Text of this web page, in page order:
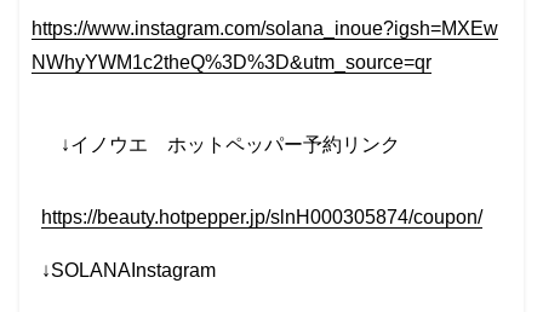
https://www.instagram.com/solana_inoue?igsh=MXEw
NWhyYWM1c2theQ%3D%3D&utm_source=qr
↓イノウエ ホットペッパー予約リンク
https://beauty.hotpepper.jp/slnH000305874/coupon/
↓SOLANAInstagram